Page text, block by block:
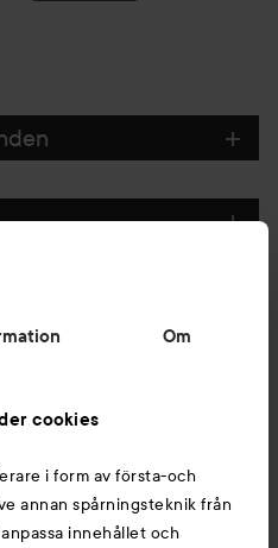
Om
cookies
i form av första-och
annan spårningsteknik från
innehållet och